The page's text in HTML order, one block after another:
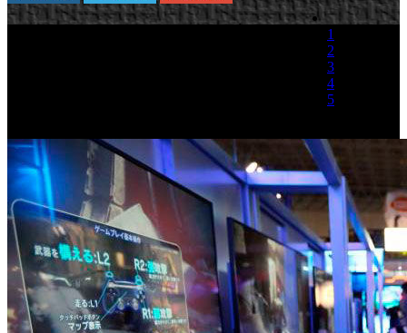
1
2
3
4
5
El diseño original de PlayStation 4 incluía